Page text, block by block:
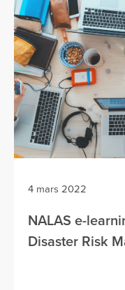
4 mars 2022
NALAS e-
Disaster Risk